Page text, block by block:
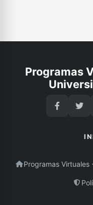
Programas
Programas